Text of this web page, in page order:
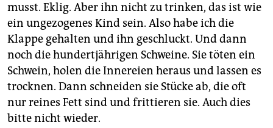
musst. Eklig. Aber ihn nicht zu trinken, das ist wie
ein ungezogenes Kind sein. Also habe ich die
Klappe gehalten und ihn geschluckt. Und dann
noch die hundertjährigen Schweine. Sie töten ein
Schwein, holen die Innereien heraus und lassen es
trocknen. Dann schneiden sie Stücke ab, die oft
nur reines Fett sind und frittieren sie. Auch dies
bitte nicht wieder.